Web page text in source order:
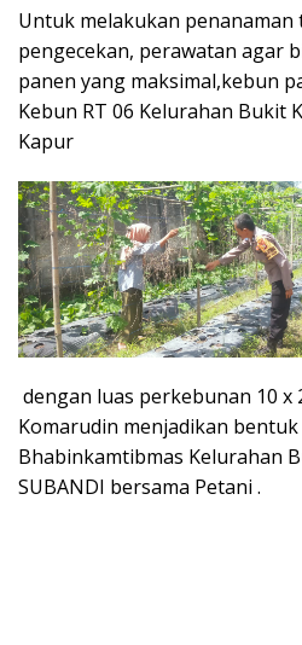
Untuk melakukan
pengecekan, perawatan agar
panen yang maksimal,kebun
Kebun RT 06 Kelurahan Bukit
Kapur
dengan luas perkebunan 10 x
Komarudin menjadikan
Bhabinkamtibmas Kelurahan
SUBANDI bersama Petani .